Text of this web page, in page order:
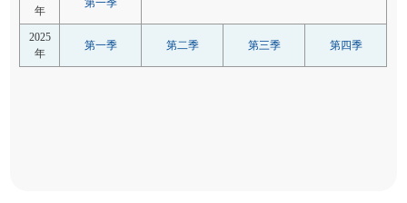
年
第一季
2025
年
第一季 第二季 第三季 第四季